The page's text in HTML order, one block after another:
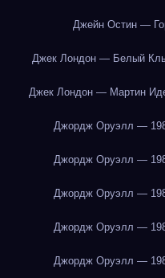
Джейн Остин —
Джек Лондон — Белый
Джек Лондон — Мартин
Джордж Оруэлл —
Джордж Оруэлл —
Джордж Оруэлл —
Джордж Оруэлл —
Джордж Оруэлл —